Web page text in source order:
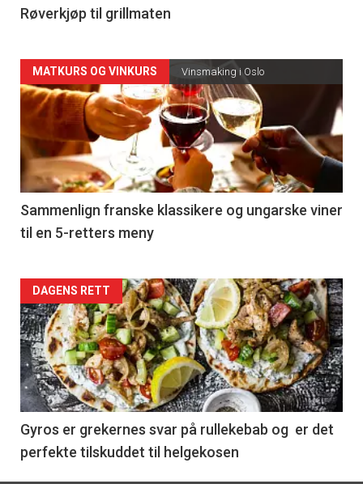
4
Røverkjøp til grillmaten
Forsiden
akkurat
nå
-
5
MATKURS OG VINKURS Vinsmaking i Oslo
Sammenlign franske klassikere og ungarske viner
til en 5-retters meny
Forsiden
akkurat
nå
-
6
DAGENS RETT
Gyros er grekernes svar på rullekebab og er det
perfekte tilskuddet til helgekosen